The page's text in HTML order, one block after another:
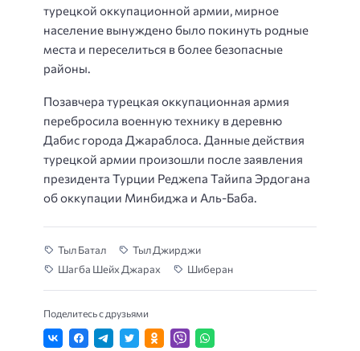
турецкой оккупационной армии, мирное
население вынуждено было покинуть родные
места и переселиться в более безопасные
районы.
Позавчера турецкая оккупационная армия
перебросила военную технику в деревню
Дабис города Джараблоса. Данные действия
турецкой армии произошли после заявления
президента Турции Реджепа Тайипа Эрдогана
об оккупации Минбиджа и Аль-Баба.
Тыл Батал
Тыл Джирджи
Шагба Шейх Джарах
Шиберан
Поделитесь с друзьями